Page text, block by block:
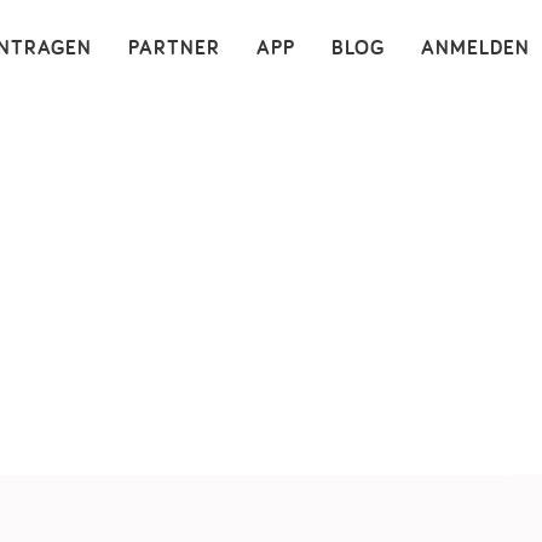
ANMELDEN
BLOG
APP
PARTNER ×